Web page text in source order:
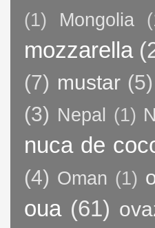
(1) Mongolia
mozzarella
(7) mustar (5)
(3) Nepal (1)
nuca de
(4) Oman (1)
oua (61)